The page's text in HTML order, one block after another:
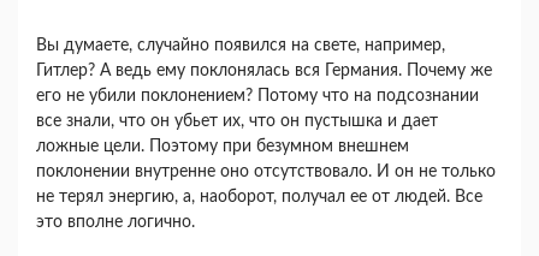
Вы думаете, случайно появился на свете, напри­мер,
Гитлер? А ведь ему поклонялась вся Германия. Почему же
его не убили поклонением? Потому что на подсознании
все знали, что он убьет их, что он пу­стышка и дает
ложные цели. Поэтому при безумном внешнем
поклонении внутренне оно отсутствовало. И он не только
не терял энергию, а, наоборот, полу­чал ее от людей. Все
это вполне логично.